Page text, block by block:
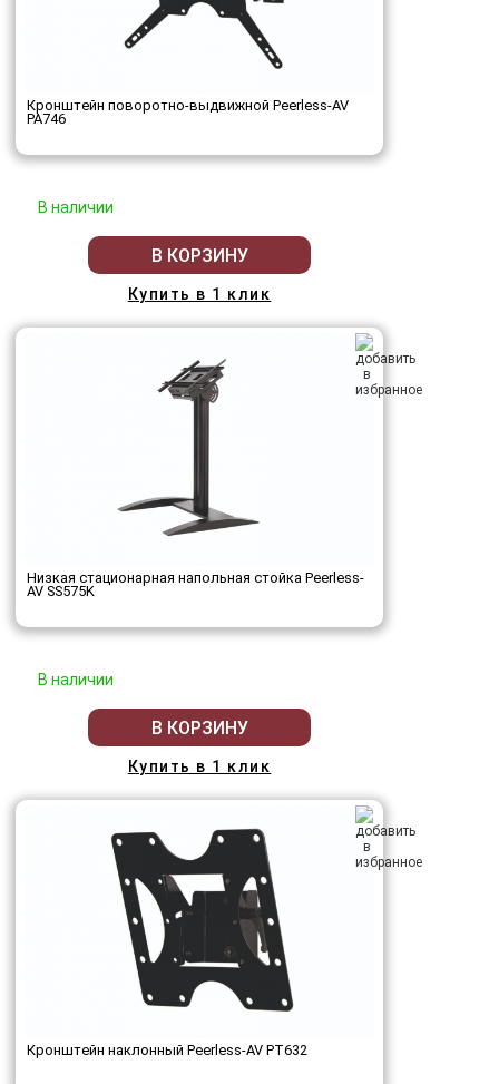
Кронштейн поворотно-выдвижной Peerless-AV
PA746
В наличии
В КОРЗИНУ
Купить в 1 клик
Низкая стационарная напольная стойка Peerless-
AV SS575K
В наличии
В КОРЗИНУ
Купить в 1 клик
Кронштейн наклонный Peerless-AV PT632